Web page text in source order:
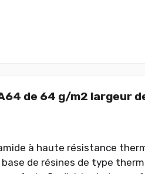
de 64 g/m2 largeur
à haute résistance
de résines de type